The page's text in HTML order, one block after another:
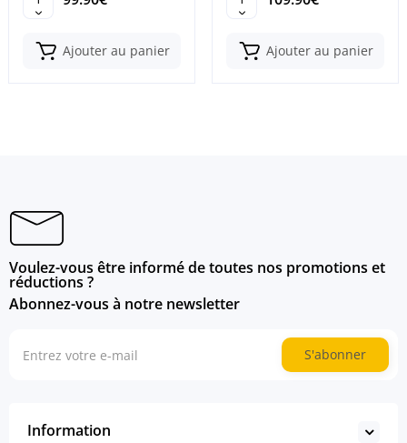
Ajouter au panier Ajouter au panier
Voulez-vous être informé de toutes nos promotions et
réductions ?
Abonnez-vous à notre newsletter
S'abonner
Information